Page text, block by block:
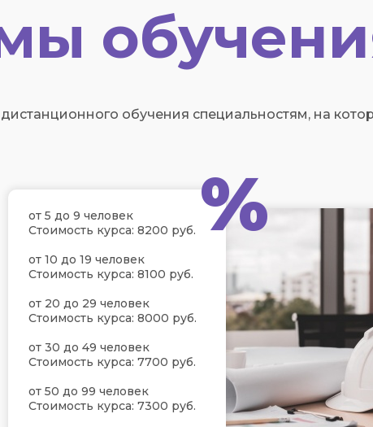
обучения специальностям, на
от 5 до 9 человек
Стоимость курса: 8200 руб.
от 10 до 19 человек
Стоимость курса: 8100 руб.
от 20 до 29 человек
Стоимость курса: 8000 руб.
от 30 до 49 человек
Стоимость курса: 7700 руб.
от 50 до 99 человек
Стоимость курса: 7300 руб.
%